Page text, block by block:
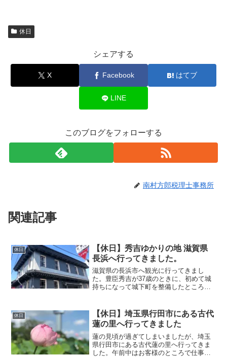
休日
シェアする
X Facebook はてブ
LINE
このブログをフォローする
南村方郎税理士事務所
関連記事
休日
【休日】秀吉ゆかりの地 滋賀県
長浜へ行ってきました。
滋賀県の長浜市へ観光に行ってきまし
た。豊臣秀吉が37歳のときに、初めて城
持ちになって城下町を整備したところだ
は、秀吉と石田三成の銅像が建てられて
います。この地で秀吉に...
休日
【休日】埼玉県行田市にある古代
蓮の里へ行ってきました
蓮の見頃が過ぎてしまいましたが、埼玉
県行田市にある古代蓮の里へ行ってきま
した。午前中はお客様のところで仕事が